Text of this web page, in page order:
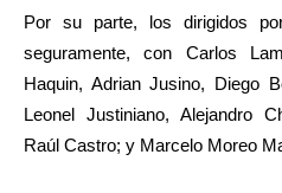
Por su parte, los dirigidos
seguramente, con Carlos
Haquin, Adrian Jusino, Diego
Leonel Justiniano, Alejandro
Raúl Castro; y Marcelo Moreo